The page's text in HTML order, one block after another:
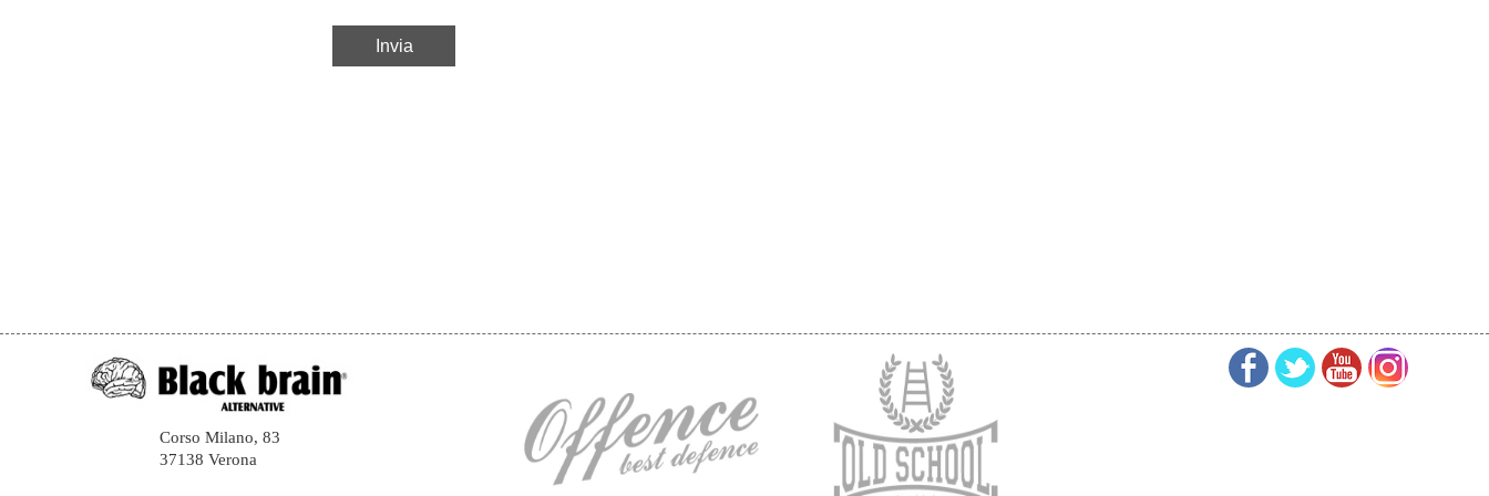
Corso Milano, 83
37138 Verona